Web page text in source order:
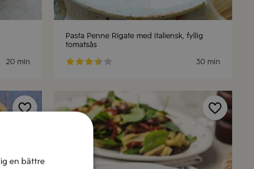
20 min
Pasta Penne Rigate med italiensk, fyllig
tomatsås
30 min
en bättre